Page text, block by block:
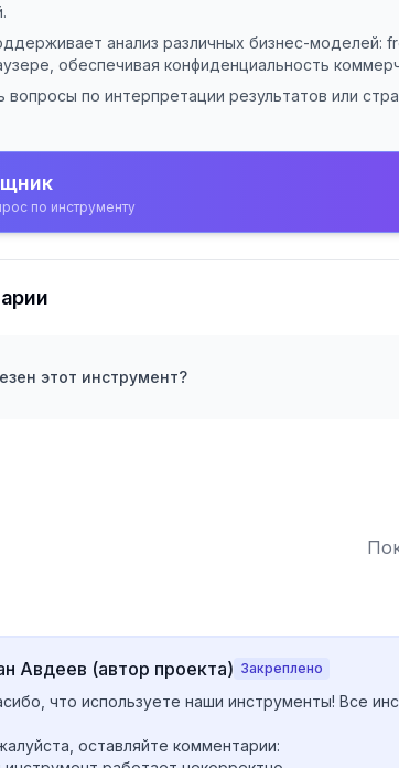
анализ различных бизнес-моделей:
обеспечивая конфиденциальность
вопросы по интерпретации результатов или
по инструменту
этот инструмент?
Авдеев (автор проекта) Закреплено
что используете наши инструменты! Все
оставляйте комментарии: